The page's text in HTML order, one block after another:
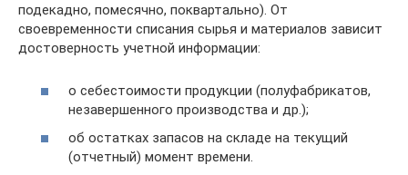
подекадно, помесячно, поквартально). От
своевременности списания сырья и материалов зависит
достоверность учетной информации:
о себестоимости продукции (полуфабрикатов,
незавершенного производства и др.);
об остатках запасов на складе на текущий
(отчетный) момент времени.